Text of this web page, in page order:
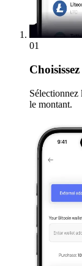
01
Choisissez
Sélectionnez
le montant.